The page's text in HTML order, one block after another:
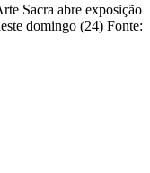
Sacra abre exposição
domingo (24) Fonte: